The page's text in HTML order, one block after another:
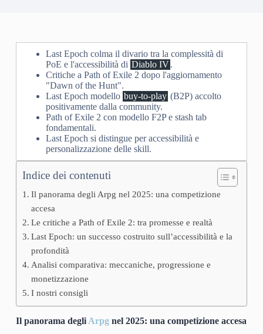
Last Epoch colma il divario tra la complessità di
PoE e l'accessibilità di Diablo IV.
Critiche a Path of Exile 2 dopo l'aggiornamento
"Dawn of the Hunt".
Last Epoch modello buy-to-play (B2P) accolto
positivamente dalla community.
Path of Exile 2 con modello F2P e stash tab
fondamentali.
Last Epoch si distingue per accessibilità e
personalizzazione delle skill.
Indice dei contenuti
Il panorama degli Arpg nel 2025: una competizione
accesa
Le critiche a Path of Exile 2: tra promesse e realtà
Last Epoch: un successo costruito sull’accessibilità e la
profondità
Analisi comparativa: meccaniche, progressione e
monetizzazione
I nostri consigli
Il panorama degli Arpgnel 2025: una competizione accesa